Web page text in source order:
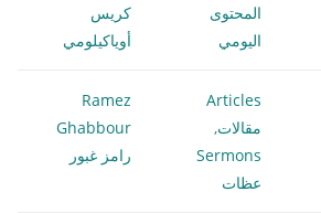
المحتوى
اليومي
كريس
أوياكيلومي
Articles
مقالات,
Sermons
عظات
Ramez
Ghabbour
رامز غبور